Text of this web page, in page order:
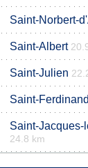
Saint-Norbert-
Saint-Albert
Saint-Julien
Saint-Ferdinand
Saint-Jacques-
24.8 km